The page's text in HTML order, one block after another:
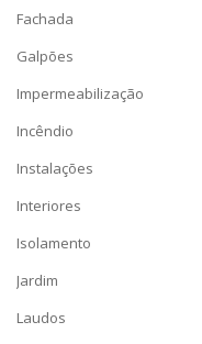
Fachada
Galpões
Impermeabilização
Incêndio
Instalações
Interiores
Isolamento
Jardim
Laudos